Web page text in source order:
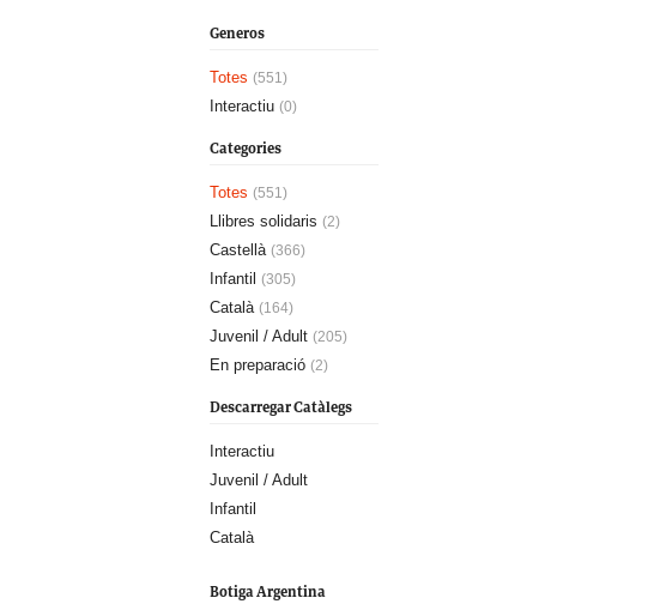
Generos
Totes (551)
Interactiu (0)
Categories
Totes (551)
Llibres solidaris (2)
Castellà (366)
Infantil (305)
Català (164)
Juvenil / Adult (205)
En preparació (2)
Descarregar Catàlegs
Interactiu
Juvenil / Adult
Infantil
Català
Botiga Argentina